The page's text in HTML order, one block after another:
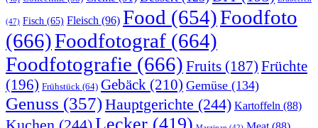
(47) Fisch (65) Fleisch (96) Food (654)Foodfoto
(666)Foodfotograf (664)
Foodfotografie (666) Fruits (187) Früchte
(196) Frühstück (64) Gebäck (210) Gemüse (134)
Genuss (357)Hauptgerichte (244) Kartoffeln (88)